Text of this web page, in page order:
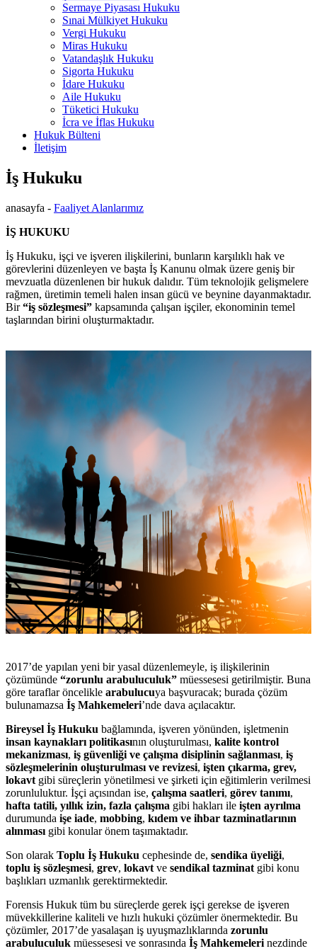
Sermaye Piyasası Hukuku
Sınai Mülkiyet Hukuku
Vergi Hukuku
Miras Hukuku
Vatandaşlık Hukuku
Sigorta Hukuku
İdare Hukuku
Aile Hukuku
Tüketici Hukuku
İcra ve İflas Hukuku
Hukuk Bülteni
İletişim
İş Hukuku
anasayfa - Faaliyet Alanlarımız
İŞ HUKUKU
İş Hukuku, işçi ve işveren ilişkilerini, bunların karşılıklı hak ve
görevlerini düzenleyen ve başta İş Kanunu olmak üzere geniş bir
mevzuatla düzenlenen bir hukuk dalıdır. Tüm teknolojik gelişmelere
rağmen, üretimin temeli halen insan gücü ve beynine dayanmaktadır.
Bir“iş sözleşmesi” kapsamında çalışan işçiler, ekonominin temel
taşlarından birini oluşturmaktadır.
2017’de yapılan yeni bir yasal düzenlemeyle, iş ilişkilerinin
çözümünde “zorunlu arabuluculuk” müessesesi getirilmiştir. Buna
göre taraflar öncelikle arabulucuya başvuracak; burada çözüm
bulunamazsa İş Mahkemeleri’nde dava açılacaktır.
Bireysel İş Hukuku bağlamında, işveren yönünden, işletmenin
insan kaynakları politikasının oluşturulması, kalite kontrol
mekanizması, iş güvenliği ve çalışma disiplinin sağlanması, iş
sözleşmelerinin oluşturulması ve revizesi, işten çıkarma, grev,
lokavt gibi süreçlerin yönetilmesi ve şirketi için eğitimlerin verilmesi
zorunluluktur. İşçi açısından ise, çalışma saatleri, görev tanımı,
hafta tatili, yıllık izin, fazla çalışma gibi hakları ile işten ayrılma
durumunda işe iade, mobbing, kıdem ve ihbar tazminatlarının
alınması gibi konular önem taşımaktadır.
Son olarak Toplu İş Hukuku cephesinde de, sendika üyeliği,
toplu iş sözleşmesi, grev, lokavt ve sendikal tazminat gibi konu
başlıkları uzmanlık gerektirmektedir.
Forensis Hukuk tüm bu süreçlerde gerek işçi gerekse de işveren
müvekkillerine kaliteli ve hızlı hukuki çözümler önermektedir. Bu
çözümler, 2017’de yasalaşan iş uyuşmazlıklarında zorunlu
arabuluculuk müessesesi ve sonrasında İş Mahkemeleri nezdinde